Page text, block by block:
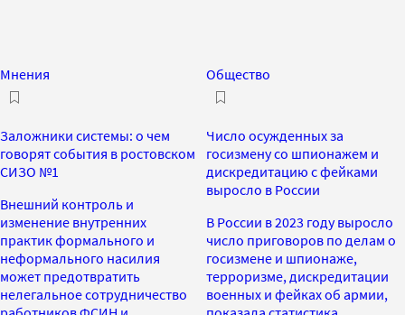
Мнения
Заложники системы: о чем
говорят события в ростовском
СИЗО №1
Внешний контроль и
изменение внутренних
практик формального и
неформального насилия
может предотвратить
нелегальное сотрудничество
Общество
Число осужденных за
госизмену со шпионажем и
дискредитацию с фейками
выросло в России
В России в 2023 году выросло
число приговоров по делам о
госизмене и шпионаже,
терроризме, дискредитации
военных и фейках об армии,